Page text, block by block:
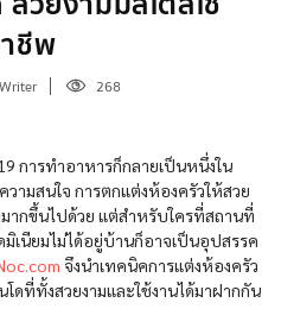
ชีพ
268
การทำอาหารก็กลายเป็นหนึ่งใน
ามสนใจ การตกแต่งห้องครัวให้สวย
ากขึ้นไปด้วย แต่สำหรับใครที่สถานที่
มิเนียมไม่ได้อยู่บ้านก็อาจเป็นอุปสรรค
จึงนำเทคนิคการแต่งห้องครัว
โดที่ทั้งสวยงามและใช้งานได้มาฝากกัน